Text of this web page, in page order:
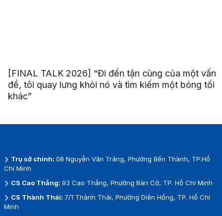
[FINAL TALK 2026] “Đi đến tận cùng của một vấn
đề, tôi quay lưng khỏi nó và tìm kiếm một bóng tối
khác”
Trụ sở chính: 08 Nguyễn Văn Tráng, Phường Bến Thành, TP.Hồ
Chí Minh
CS Cao Thắng: 93 Cao Thắng, Phường Bàn Cờ, TP. Hồ Chí Minh
CS Thành Thái: 7/1 Thành Thái, Phường Diên Hồng, TP. Hồ Chí
Minh